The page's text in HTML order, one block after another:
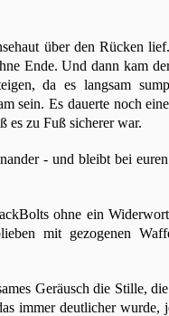
über den Rücken
Ende. Und dann kam
da es langsam
sein. Es dauerte noch
es zu Fuß sicherer war.
- und bleibt bei
ohne ein
mit gezogenen
Geräusch die Stille,
immer deutlicher wurde,